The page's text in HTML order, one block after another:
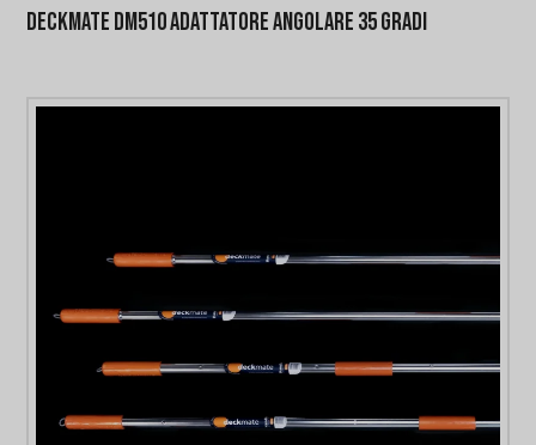
DECKMATE DM510 ADATTATORE ANGOLARE 35 GRADI